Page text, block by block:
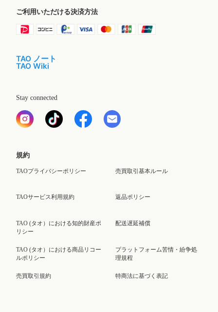
ご利用いただける決済方法
TAO ノート
TAO Wiki
Stay connected
規約
TAOプライバシーポリシー
TAOサービス利用規約
TAO (タオ）における知的財産ポ
リシー
TAO (タオ）における商品リコー
ルポリシー
売買取引規約
売買取引基本ルール
返品ポリシー
配送遅延補償
プラットフォーム苦情・紛争処
理規程
特商法に基づく表記